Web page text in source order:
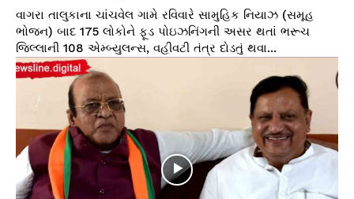
વાગરા તાલુકાના ચાંચવેલ ગામે રવિવારે સામુહિક નિયાઝ (સમૂહ
ભોજન) બાદ 175 લોકોને ફૂડ પોઇઝનિંગની અસર થતાં ભરૂચ
જિલ્લાની 108 એમ્બ્યુલન્સ, વહીવટી તંત્ર દોડતું થવા...